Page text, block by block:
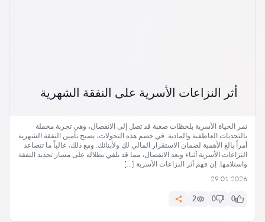
أثر النزاعات الأسرية على النفقة الشهرية
تمر الحياة الأسرية بلحظات صعبة قد تصل إلى الانفصال، وهي تجربة محملة
بالتحديات العاطفية والمادية. في خضم هذه التحولات، يصبح تأمين النفقة الشهرية
أمراً بالغ الأهمية لضمان الاستقرار المالي لكِ ولأبنائك. ومع ذلك، غالباً ما تتصاعد
النزاعات الأسرية أثناء وبعد الانفصال، مما قد يلقي بظلاله على مسار تحديد النفقة
واستلامها. إن فهم أثر النزاعات الأسرية […]
29.01.2026
0
0
2